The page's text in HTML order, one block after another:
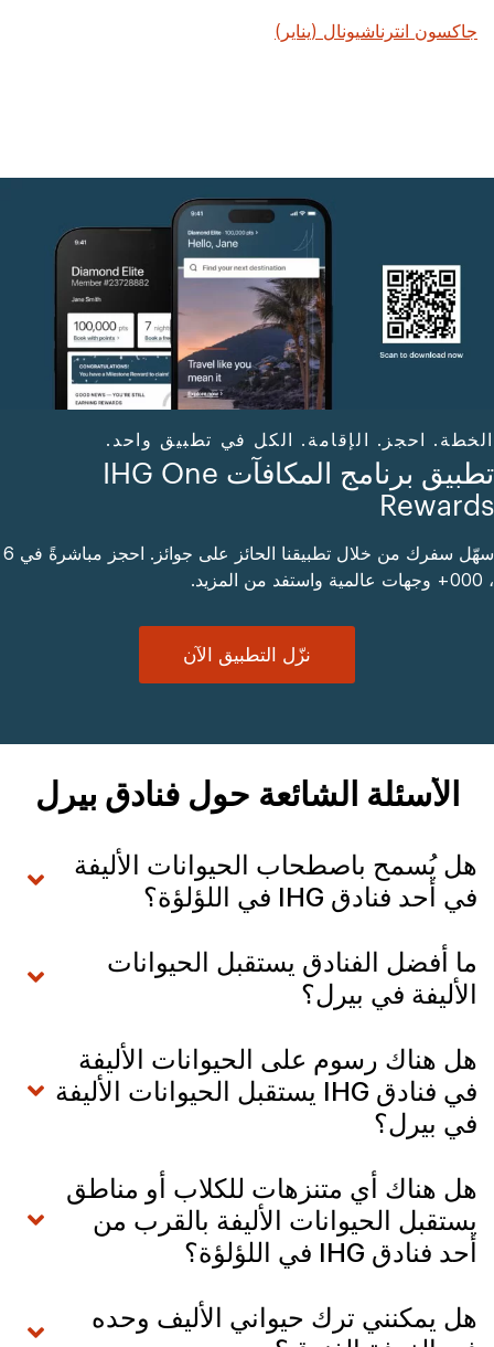
جاكسون انترناشيونال (يناير)
الخطة. احجز. الإقامة. الكل في تطبيق واحد.
تطبيق برنامج المكافآت IHG One
Rewards
سهّل سفرك من خلال تطبيقنا الحائز على جوائز. احجز مباشرةً في 6
، 000+ وجهات عالمية واستفد من المزيد.
نزّل التطبيق الآن
الأسئلة الشائعة حول فنادق بيرل
هل يُسمح باصطحاب الحيوانات الأليفة
في أحد فنادق IHG في اللؤلؤة؟
ما أفضل الفنادق يستقبل الحيوانات
الأليفة في بيرل؟
هل هناك رسوم على الحيوانات الأليفة
في فنادق IHG يستقبل الحيوانات الأليفة
في بيرل؟
هل هناك أي متنزهات للكلاب أو مناطق
يستقبل الحيوانات الأليفة بالقرب من
أحد فنادق IHG في اللؤلؤة؟
هل يمكنني ترك حيواني الأليف وحده